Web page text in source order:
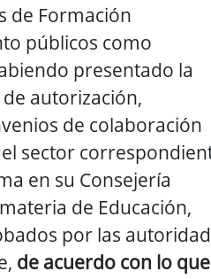
de Formación
públicos como
presentado la
autorización,
de colaboración
sector
en su Consejería
de Educación,
por las autoridad
de acuerdo con lo que